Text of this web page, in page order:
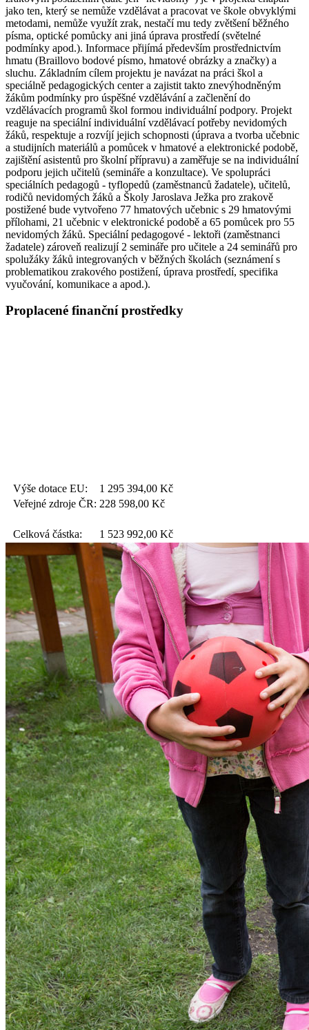
jako ten, který se nemůže vzdělávat a pracovat ve škole obvyklými
metodami, nemůže využít zrak, nestačí mu tedy zvětšení běžného
písma, optické pomůcky ani jiná úprava prostředí (světelné
podmínky apod.). Informace přijímá především prostřednictvím
hmatu (Braillovo bodové písmo, hmatové obrázky a značky) a
sluchu. Základním cílem projektu je navázat na práci škol a
speciálně pedagogických center a zajistit takto znevýhodněným
žákům podmínky pro úspěšné vzdělávání a začlenění do
vzdělávacích programů škol formou individuální podpory. Projekt
reaguje na speciální individuální vzdělávací potřeby nevidomých
žáků, respektuje a rozvíjí jejich schopnosti (úprava a tvorba učebnic
a studijních materiálů a pomůcek v hmatové a elektronické podobě,
zajištění asistentů pro školní přípravu) a zaměřuje se na individuální
podporu jejich učitelů (semináře a konzultace). Ve spolupráci
speciálních pedagogů - tyflopedů (zaměstnanců žadatele), učitelů,
rodičů nevidomých žáků a Školy Jaroslava Ježka pro zrakově
postižené bude vytvořeno 77 hmatových učebnic s 29 hmatovými
přílohami, 21 učebnic v elektronické podobě a 65 pomůcek pro 55
nevidomých žáků. Speciální pedagogové - lektoři (zaměstnanci
žadatele) zároveň realizují 2 semináře pro učitele a 24 seminářů pro
spolužáky žáků integrovaných v běžných školách (seznámení s
problematikou zrakového postižení, úprava prostředí, specifika
vyučování, komunikace a apod.).
Proplacené finanční prostředky
Výše dotace EU: 1 295 394,00 Kč
Veřejné zdroje ČR: 228 598,00 Kč
Celková částka: 1 523 992,00 Kč